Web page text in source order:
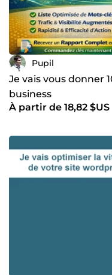
Pupil
Je vais vous donner
business
À partir de 18,82 $US